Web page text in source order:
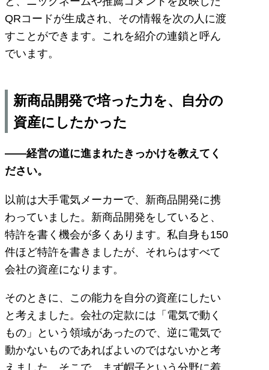
QRコードが生成され、その情報を次の人に渡
すことができます。これを紹介の連鎖と呼ん
でいます。
新商品開発で培った力を、自分の
資産にしたかった
――経営の道に進まれたきっかけを教えてく
ださい。
以前は大手電気メーカーで、新商品開発に携
わっていました。新商品開発をしていると、
特許を書く機会が多くあります。私自身も150
件ほど特許を書きましたが、それらはすべて
会社の資産になります。
そのときに、この能力を自分の資産にしたい
と考えました。会社の定款には「電気で動く
もの」という領域があったので、逆に電気で
動かないものであればよいのではないかと考
えました。そこで、まず帽子という分野に着